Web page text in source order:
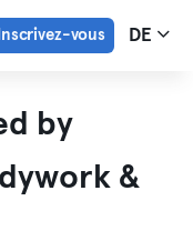
Inscrivez-vous DE
by
&